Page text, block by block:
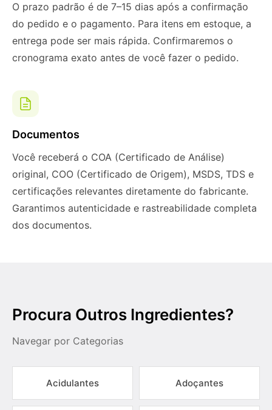
O prazo padrão é de 7–15 dias após a confirmação
do pedido e o pagamento. Para itens em estoque, a
entrega pode ser mais rápida. Confirmaremos o
cronograma exato antes de você fazer o pedido.
Documentos
Você receberá o COA (Certificado de Análise)
original, COO (Certificado de Origem), MSDS, TDS e
certificações relevantes diretamente do fabricante.
Garantimos autenticidade e rastreabilidade completa
dos documentos.
Procura Outros Ingredientes?
Navegar por Categorias
Acidulantes Adoçantes